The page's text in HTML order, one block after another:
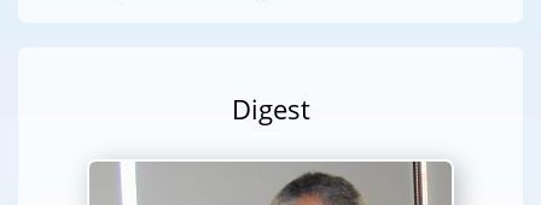
Digest